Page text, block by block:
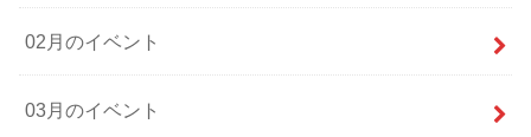
02月のイベント
03月のイベント